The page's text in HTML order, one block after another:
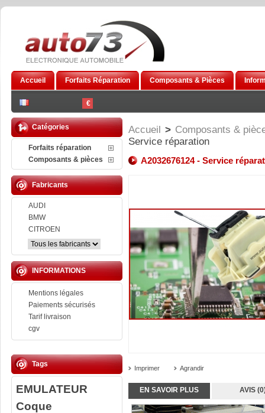
€
Accueil Forfaits Réparation Composants & Pièces
Catégories
Forfaits réparation
Composants & pièces
Fabricants
AUDI
BMW
CITROEN
INFORMATIONS
Mentions légales
Paiements sécurisés
Tarif livraison
cgv
Tags
EMULATEUR
Coque
Accueil > Composants &
Service réparation
A2032676124 - Service
Imprimer Agrandir
EN SAVOIR PLUS AVIS